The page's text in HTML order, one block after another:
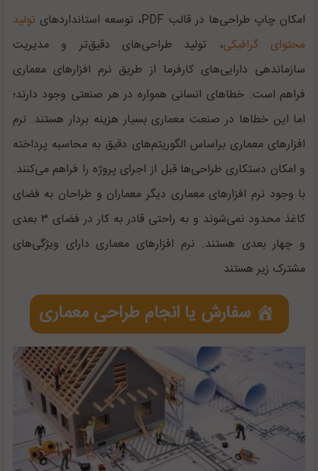
امکان چاپ طراحی‌ها در قالب PDF، توسعه استانداردهای
تولید
محتوای گرافیکی، تولید طراحی‌های دقیق‌تر و مدیریت
سازماندهی دارایی‌های کارفرما از طریق نرم افزارهای معماری
فراهم است. خطاهای انسانی همواره در هر صنعتی وجود دارند؛
اما این خطاها در صنعت معماری بسیار هزینه بردار هستند. نرم
افزارهای معماری براساس الگوریتم‌های دقیق به محاسبه پرداخته
و امکان دستکاری طراحی‌ها قبل از اجرای پروژه را فراهم می‌کنند.
با وجود نرم افزارهای معماری دیگر معماران و طراحان به فضای
کاغذ محدود نمی‌شوند و به راحتی قادر به کار در فضای ۳ بعدی
و چهار بعدی هستند. نرم افزارهای معماری دارای ویژگی‌های
مشترک زیر هستند.
سفارش یا انجام طراحی معماری